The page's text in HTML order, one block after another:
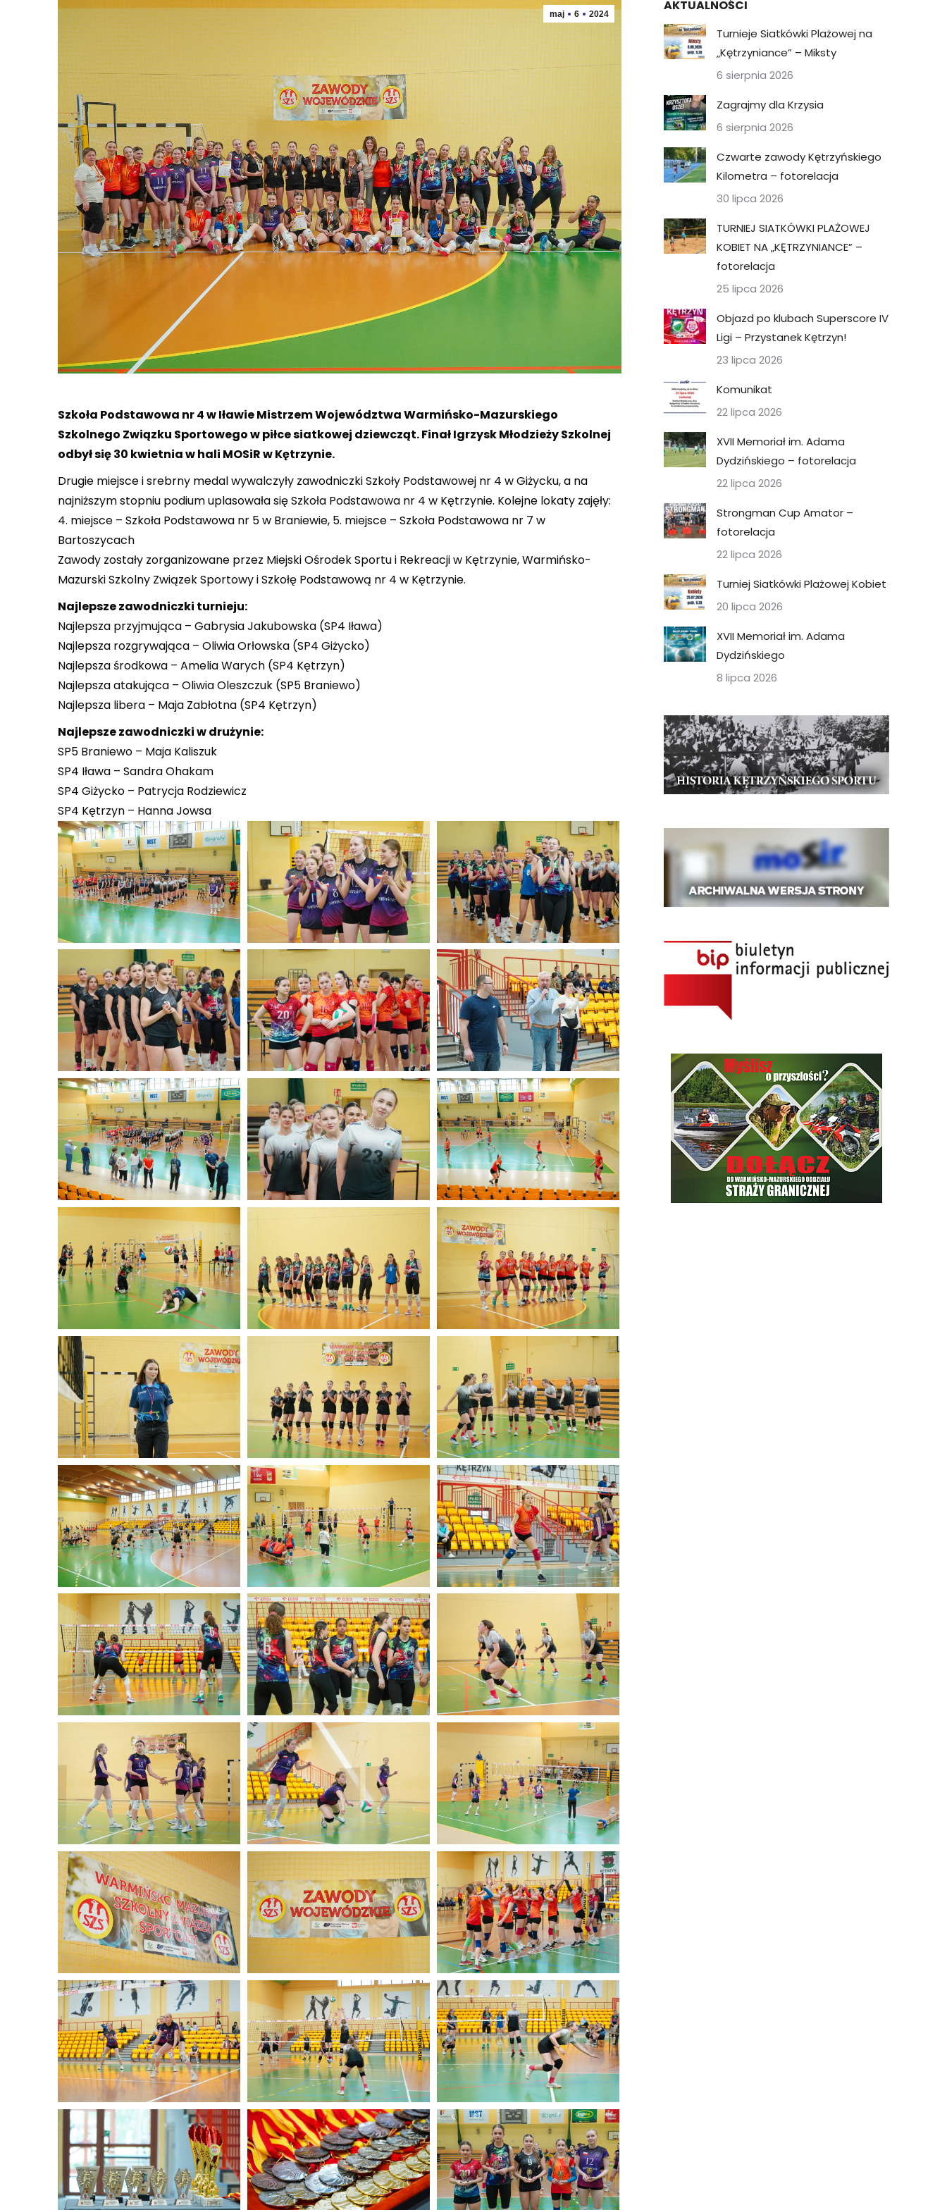
maj 6 2024
Szkoła Podstawowa nr 4 w Iławie Mistrzem Województwa Warmińsko-Mazurskiego
Szkolnego Związku Sportowego w piłce siatkowej dziewcząt. Finał Igrzysk Młodzieży Szkolnej
odbył się 30 kwietnia w hali MOSiR w Kętrzynie.
Drugie miejsce i srebrny medal wywalczyły zawodniczki Szkoły Podstawowej nr 4 w Giżycku, a na
najniższym stopniu podium uplasowała się Szkoła Podstawowa nr 4 w Kętrzynie. Kolejne lokaty zajęły:
4. miejsce – Szkoła Podstawowa nr 5 w Braniewie, 5. miejsce – Szkoła Podstawowa nr 7 w
Bartoszycach
Zawody zostały zorganizowane przez Miejski Ośrodek Sportu i Rekreacji w Kętrzynie, Warmińsko-
Mazurski Szkolny Związek Sportowy i Szkołę Podstawową nr 4 w Kętrzynie.
Najlepsze zawodniczki turnieju:
Najlepsza przyjmująca – Gabrysia Jakubowska (SP4 Iława)
Najlepsza rozgrywająca – Oliwia Orłowska (SP4 Giżycko)
Najlepsza środkowa – Amelia Warych (SP4 Kętrzyn)
Najlepsza atakująca – Oliwia Oleszczuk (SP5 Braniewo)
Najlepsza libera – Maja Zabłotna (SP4 Kętrzyn)
Najlepsze zawodniczki w drużynie:
SP5 Braniewo – Maja Kaliszuk
SP4 Iława – Sandra Ohakam
SP4 Giżycko – Patrycja Rodziewicz
SP4 Kętrzyn – Hanna Jowsa
AKTUALNOŚCI
Turnieje Siatkówki Plażowej na
„Kętrzyniance” – Miksty
6 sierpnia 2026
Zagrajmy dla Krzysia
6 sierpnia 2026
Czwarte zawody Kętrzyńskiego
Kilometra – fotorelacja
30 lipca 2026
TURNIEJ SIATKÓWKI PLAŻOWEJ
KOBIET NA „KĘTRZYNIANCE” –
fotorelacja
25 lipca 2026
Objazd po klubach Superscore IV
Ligi – Przystanek Kętrzyn!
23 lipca 2026
Komunikat
22 lipca 2026
XVII Memoriał im. Adama
Dydzińskiego – fotorelacja
22 lipca 2026
Strongman Cup Amator –
fotorelacja
22 lipca 2026
Turniej Siatkówki Plażowej Kobiet
20 lipca 2026
XVII Memoriał im. Adama
Dydzińskiego
8 lipca 2026